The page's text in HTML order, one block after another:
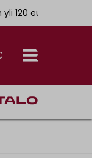
tilauksiin